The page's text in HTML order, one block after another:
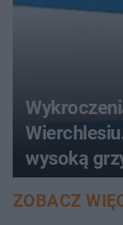
wysoką
karnymi
ZOBACZ